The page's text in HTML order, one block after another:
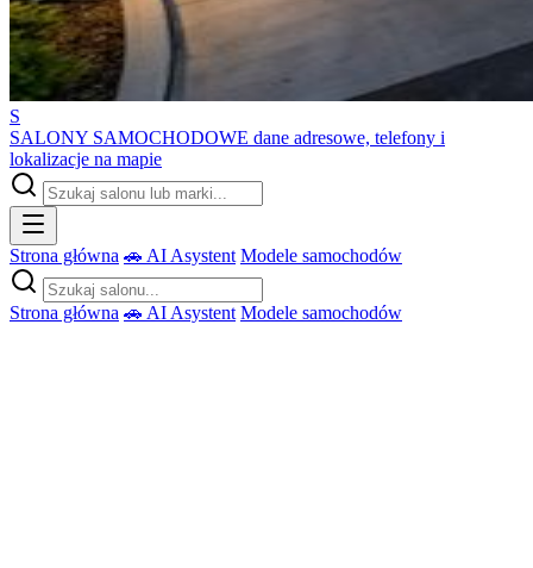
S
SALONY SAMOCHODOWE dane adresowe, telefony i
lokalizacje na mapie
Strona główna 🚗 AI Asystent Modele samochodów
Strona główna 🚗 AI Asystent Modele samochodów